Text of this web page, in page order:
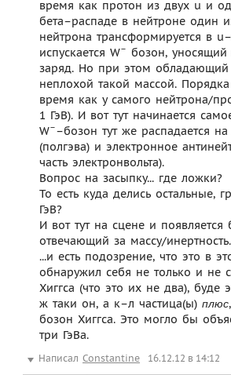
время как протон из двух u и
бета–распаде в нейтроне один
нейтрона трансформируется в
испускается W–
бозон, уносящий
заряд. Но при этом обладающий
неплохой такой массой.
время как у самого нейтрона/
1 ГэВ). И вот тут начинается
W––бозон тут же распадается на
(полгэва) и электронное
часть электронвольта).
Вопрос на засыпку... где ложки?
То есть куда делись остальные,
ГэВ?
И вот тут на сцене и появляется
отвечающий за массу/инертность.
...и есть подозрение, что это в
обнаружил себя не только и не
Хиггса (что это их не два), буде
ж таки он, а к–л частица(ы) плюс
бозон Хиггса. Это могло бы
три ГэВа.
Написал Constantine 16.12.12 в 14:12